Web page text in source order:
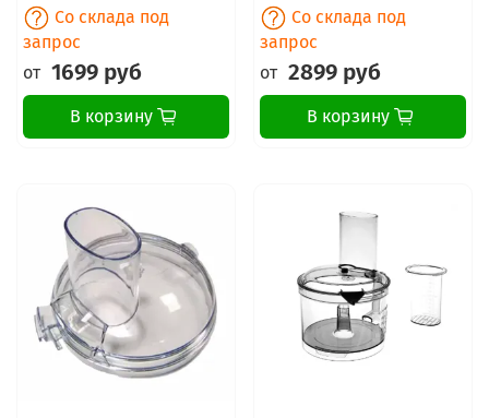
Со склада под
запрос
от 1699 руб
В корзину
Со склада под
запрос
от 2899 руб
В корзину